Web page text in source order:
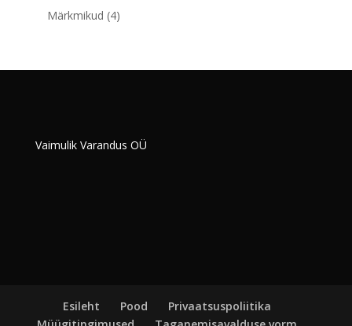
toode
Märkmikud 44
Vaimulik Varandus OÜ
Esileht Pood
Privaatsuspoliitika